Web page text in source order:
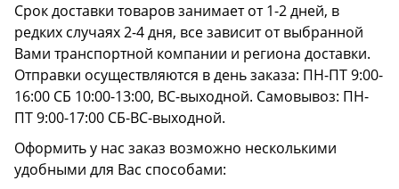
Срок доставки товаров занимает от 1-2 дней, в
редких случаях 2-4 дня, все зависит от выбранной
Вами транспортной компании и региона доставки.
Отправки осуществляются в день заказа: ПН-ПТ 9:00-
16:00 СБ 10:00-13:00, ВС-выходной. Самовывоз: ПН-
ПТ 9:00-17:00 СБ-ВС-выходной.
Оформить у нас заказ возможно несколькими
удобными для Вас способами: